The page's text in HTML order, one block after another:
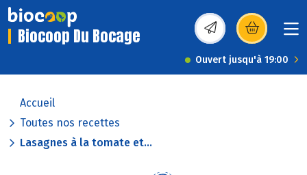
Biocoop Du Bocage (s’ouvre dans une
Ouvert jusqu'à 19:00
Accueil
Toutes nos recettes
Lasagnes à la tomate et...